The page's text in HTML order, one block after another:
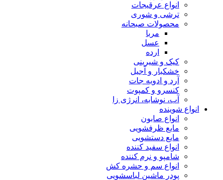
انواع عرقیجات
ترشی و شوری
محصولات صبحانه
مربا
عسل
ارده
کیک و شیرینی
خشکبار و آجیل
آرد و ادویه جات
کنسرو و کمپوت
آب، نوشابه، انرژی زا
انواع شوینده
انواع صابون
مایع ظرفشویی
مایع دستشویی
انواع سفید کننده
شامپو و نرم کننده
انواع سم و حشره کش
پودر ماشین لباسشویی